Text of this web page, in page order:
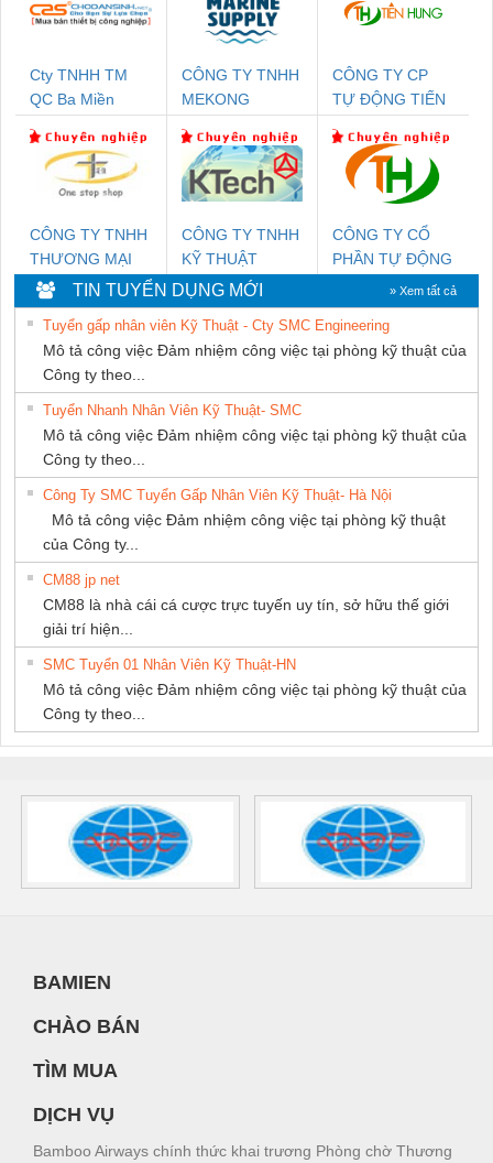
Cty TNHH TM
QC Ba Miền
CÔNG TY TNHH
MEKONG
SUPPLY
CÔNG TY CP
TỰ ĐỘNG TIẾN
CÔNG TY TNHH
THƯƠNG MẠI
THIÊN ÂN VIỆT
NAM
CÔNG TY TNHH
KỸ THUẬT
KTECH VIỆT
NAM
CÔNG TY CỔ
PHẦN TỰ ĐỘNG
TIẾN HƯNG
TIN TUYỂN DỤNG MỚI » Xem tất cả
Tuyển gấp nhân viên Kỹ Thuật - Cty SMC Engineering
Mô tả công việc Đảm nhiệm công việc tại phòng kỹ thuật của
Công ty theo...
Tuyển Nhanh Nhân Viên Kỹ Thuật- SMC
Mô tả công việc Đảm nhiệm công việc tại phòng kỹ thuật của
Công ty theo...
Công Ty SMC Tuyển Gấp Nhân Viên Kỹ Thuật- Hà Nội
Mô tả công việc Đảm nhiệm công việc tại phòng kỹ thuật
của Công ty...
CM88 jp net
CM88 là nhà cái cá cược trực tuyến uy tín, sở hữu thế giới
giải trí hiện...
SMC Tuyển 01 Nhân Viên Kỹ Thuật-HN
Mô tả công việc Đảm nhiệm công việc tại phòng kỹ thuật của
Công ty theo...
BAMIEN
CHÀO BÁN
TÌM MUA
DỊCH VỤ
Bamboo Airways chính thức khai trương Phòng chờ Thương